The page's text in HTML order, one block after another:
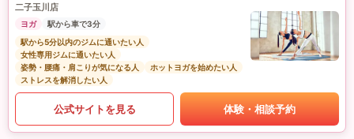
二子玉川店
ヨガ
駅から車で3分
駅から5分以内のジムに通いたい人
女性専用ジムに通いたい人
姿勢・腰痛・肩こりが気になる人
ホットヨガを始めたい人
ストレスを解消したい人
公式サイトを見る 体験・相談予約